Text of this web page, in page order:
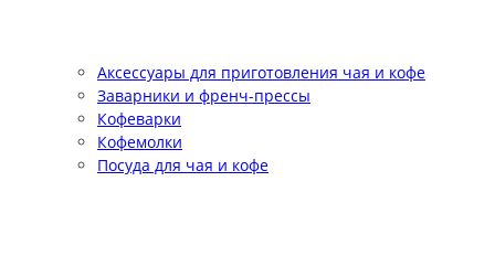
Аксессуары для приготовления чая и кофе
Заварники и френч-прессы
Кофеварки
Кофемолки
Посуда для чая и кофе